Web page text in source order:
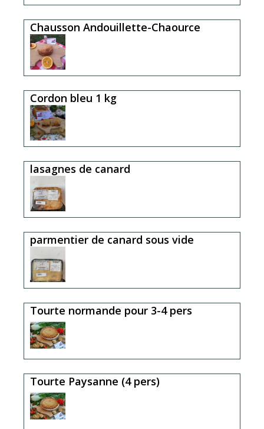
Chausson Andouillette-Chaource
Cordon bleu 1 kg
lasagnes de canard
parmentier de canard sous vide
Tourte normande pour 3-4 pers
Tourte Paysanne (4 pers)